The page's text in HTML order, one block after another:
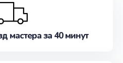
мастера за 40 минут